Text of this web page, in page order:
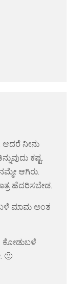
ಆದರೆ ನೀನು
ಕಷ್ಟ.
ಆಗಿರು.
ಹೆದರಿಸಬೇಡ.
ಮಾಮ ಅಂತ
ಕೋಡುಬಳೆ
🙂